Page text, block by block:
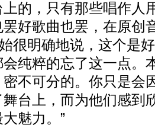
的，只有那些唱作人
好歌曲也罢，在原创
很明确地说，这个是
纯粹的忘了这一点。
不可分的。你只是会
台上，而为他们感到
魅力。”